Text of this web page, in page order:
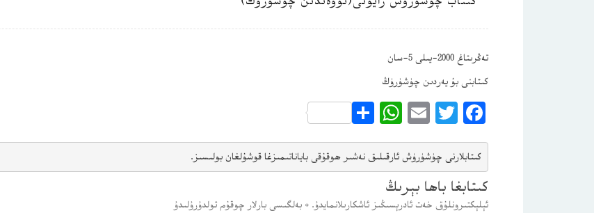
تەڭرىتاغ 2000-يىلى 5-سان
كىتابنى بۇ يەردىن چۈشۈرۈڭ
Facebook
Twitter
Email
WhatsApp
Share
كىتابلارنى چۈشۈرۈش ئارقىلىق نەشىر ھوقۇقى باياناتىمىزغا قوشۇلغان بولىسىز.
كىتابغا باھا بېرىڭ
ئېلېكتىرونلۇق خەت ئادرېسىڭىز ئاشكارىلانمايدۇ. * بەلگىسى بارلار چوقۇم تولدۇرۇلىدۇ